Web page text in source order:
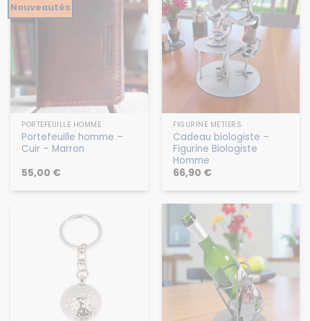
Nouveautés
PORTEFEUILLE HOMME
Portefeuille homme –
Cuir – Marron
55,00 €
FIGURINE MÉTIERS
Cadeau biologiste –
Figurine Biologiste
Homme
66,90 €